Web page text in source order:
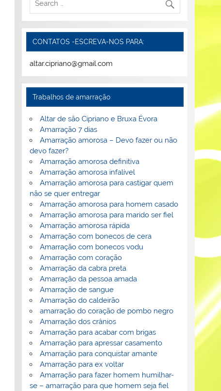
CONTATOS -ESCREVA-NOS PARA:
altar.cipriano@gmail.com
Trabalhos de amarração
Altar de são Cipriano e Bruxa Évora
Amarração 7 dias
Amarração amorosa – Devo fazer ou não
devo fazer?
Amarração amorosa definitiva
Amarração amorosa infalível
Amarração amorosa para castigar quem
não se quer entregar
Amarração amorosa para homem casado
Amarração amorosa para marido ser fiel
Amarração amorosa rápida
Amarração com bonecos de cera
Amarração com bonecos vodu
Amarração com coração
Amarração da cabra preta
Amarração da pessoa amada
Amarração de sangue
Amarração do caldeirão
amarração do coração de pombo negro
Amarração dos crânios
Amarração para acabar com brigas
Amarração para apressar casamento
Amarração para conquistar amante
Amarração para ex voltar
Amarração para fazer homem humilhar-
se – amarração para que homem seja fiel